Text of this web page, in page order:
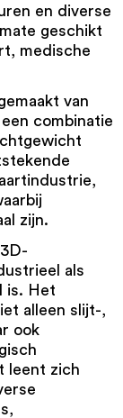
en diverse
geschikt
medische
van
combinatie
zijn.
als
is. Het
alleen slijt-,
ook
leent zich